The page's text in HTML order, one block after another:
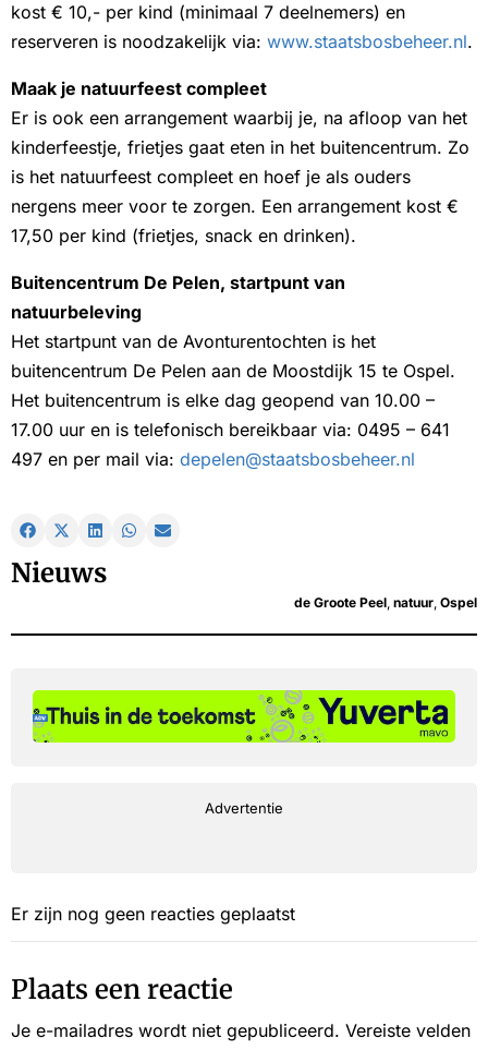
kost € 10,- per kind (minimaal 7 deelnemers) en
reserveren is noodzakelijk via: www.staatsbosbeheer.nl.
Maak je natuurfeest compleet
Er is ook een arrangement waarbij je, na afloop van het
kinderfeestje, frietjes gaat eten in het buitencentrum. Zo
is het natuurfeest compleet en hoef je als ouders
nergens meer voor te zorgen. Een arrangement kost €
17,50 per kind (frietjes, snack en drinken).
Buitencentrum De Pelen, startpunt van
natuurbeleving
Het startpunt van de Avonturentochten is het
buitencentrum De Pelen aan de Moostdijk 15 te Ospel.
Het buitencentrum is elke dag geopend van 10.00 –
17.00 uur en is telefonisch bereikbaar via: 0495 – 641
497 en per mail via: depelen@staatsbosbeheer.nl
Nieuws
de Groote Peel, natuur, Ospel
Advertentie
Er zijn nog geen reacties geplaatst
Plaats een reactie
Je e-mailadres wordt niet gepubliceerd. Vereiste velden